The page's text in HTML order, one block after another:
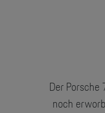
Der
noch